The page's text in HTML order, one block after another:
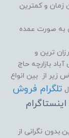
زمان و کمترین
به صورت عمده
ترین و
بازارچه حاج
زیر از بین انواع
تلگرام فروش
اینستاگرام
نگرانی از